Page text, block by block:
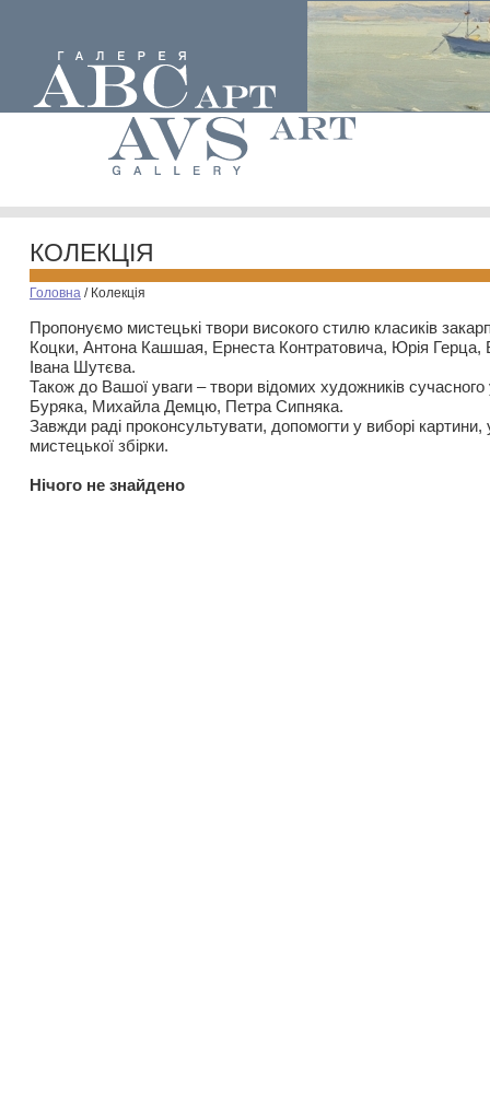
КОЛЕКЦІЯ
Головна / Колекція
Пропонуємо мистецькі твори високого стилю класиків
Коцки, Антона Кашшая, Ернеста Контратовича, Юрія
Івана Шутєва.
Також до Вашої уваги – твори відомих художників
Буряка, Михайла Демцю, Петра Сипняка.
Завжди раді проконсультувати, допомогти у виборі картини,
мистецької збірки.
Нiчого не знайдено